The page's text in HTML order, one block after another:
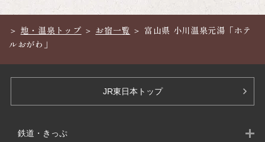
地・温泉トップ お宿一覧
富山県 小川温泉元湯「ホテ
ルおがわ」
JR東日本トップ
鉄道・きっぷ